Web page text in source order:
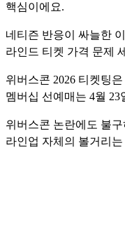
핵심이에요.
네티즌 반응이 싸늘한
라인드 티켓 가격 문제
위버스콘 2026 티켓팅
멤버십 선예매는 4월 23
위버스콘 논란에도 불
라인업 자체의 볼거리